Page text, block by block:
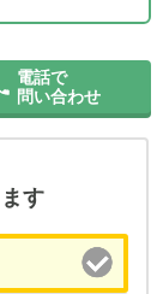
電話で
問い合わせ
す